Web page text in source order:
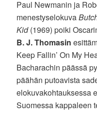
Paul Newmanin ja
menestyselokuva
Kid(1969) poiki
B. J. Thomasin
Keep Fallin’ On My
Bacharachin päässä
päähän putoavista
elokuvakohtauksessa
Suomessa kappaleen